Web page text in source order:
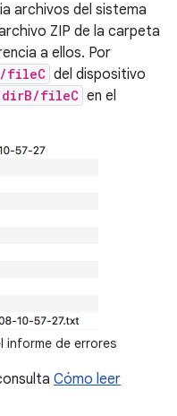
archivos del sistema
ZIP de la carpeta
a ellos. Por
fileC del dispositivo
dirB/fileC en el
informe de errores
Cómo leer